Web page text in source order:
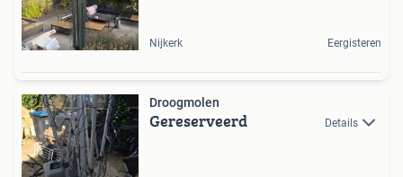
Nijkerk Eergisteren
Droogmolen
Gereserveerd Details